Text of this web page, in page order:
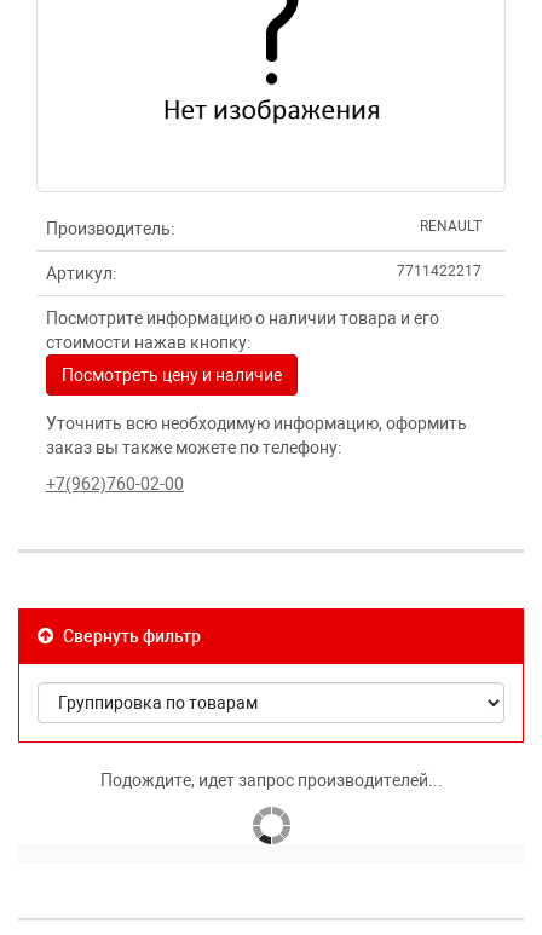
Производитель: RENAULT
Артикул: 7711422217
Посмотрите информацию о наличии товара и его
стоимости нажав кнопку:
Посмотреть цену и наличие
Уточнить всю необходимую информацию, оформить
заказ вы также можете по телефону:
+7(962)760-02-00
Свернуть фильтр
Подождите, идет запрос производителей...